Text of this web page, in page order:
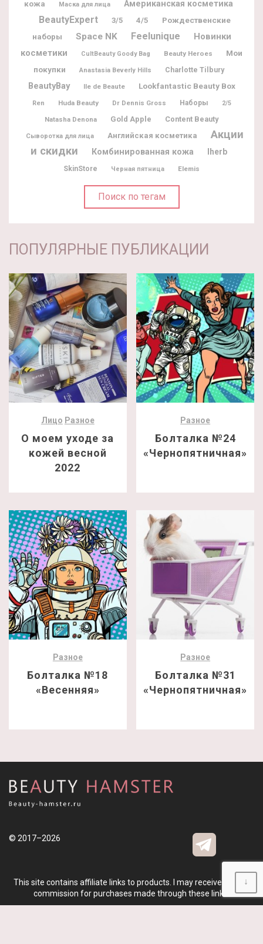
кожа
Маска для лица Американская косметика
BeautyExpert 3/5 4/5
Рождественские
наборы
Space NK Feelunique
Новинки
косметики
CultBeauty Goody Bag Beauty Heroes
Мои
покупки
Anastasia Beverly Hills Charlotte Tilbury
BeautyBay Ile de Beaute Lookfantastic Beauty Box
Ren Huda Beauty Dr Dennis Gross Наборы 2/5
Natasha Denona Gold Apple Content Beauty
Сыворотка для лица Английская косметика
Акции
и скидки
Комбинированная кожа Iherb
SkinStore Черная пятница Elemis
Поиск по тегам
ПОПУЛЯРНЫЕ ПУБЛИКАЦИИ
Лицо Разное
О моем уходе за
кожей весной
2022
Разное
Болталка №24
«Чернопятничная»
Разное
Болталка №18
«Весенняя»
Разное
Болталка №31
«Чернопятничная»
© 2017–2026
This site contains affiliate links to products. I may receive a small
commission for purchases made through these links.
↓